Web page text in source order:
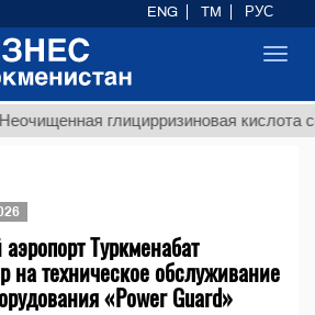
глицирризиновая кислота
Туркменабат
на техническое обслуживание
«Power Guard»
ENG TM РУС